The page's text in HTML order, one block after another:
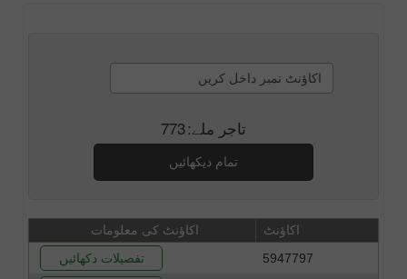
773تاجر ملے:
تمام دیکھائیں
اکاؤنٹ
اکاؤنٹ کی معلومات
5947797
تفصیلات دکھائیں